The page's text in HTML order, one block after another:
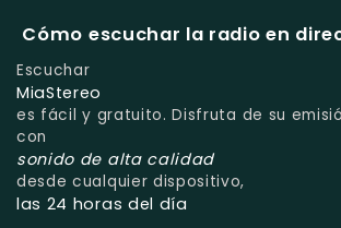
Cómo escuchar la radio en
Escuchar
MiaStereo
es fácil y gratuito. Disfruta de su
con
sonido de alta calidad
desde cualquier dispositivo,
las 24 horas del día